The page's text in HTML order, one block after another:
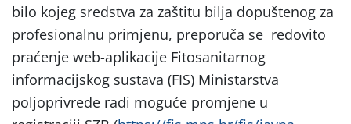
bilo kojeg sredstva za zaštitu bilja dopuštenog za
profesionalnu primjenu, preporuča se redovito
praćenje web-aplikacije Fitosanitarnog
informacijskog sustava (FIS) Ministarstva
poljoprivrede radi moguće promjene u